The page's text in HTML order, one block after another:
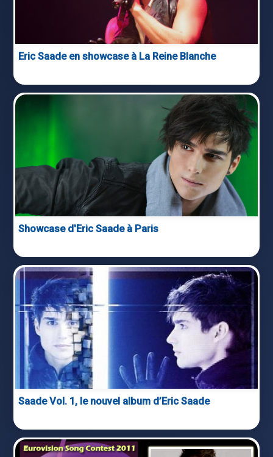
Eric Saade en showcase à La Reine Blanche
Showcase d'Eric Saade à Paris
Saade Vol. 1, le nouvel album d’Eric Saade